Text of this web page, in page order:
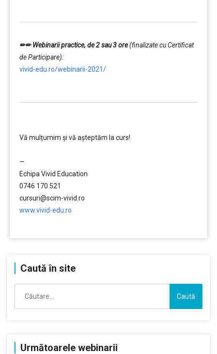
✏✏ Webinarii practice, de 2 sau 3 ore(finalizate cu Certificat
de Participare):
vivid-edu.ro/webinarii-2021/
Vă mulțumim și vă aşteptăm la curs!
—
Echipa Vivid Education
0746 170 521
cursuri@scim-vivid.ro
www.vivid-edu.ro
Caută în site
după:
Următoarele webinarii